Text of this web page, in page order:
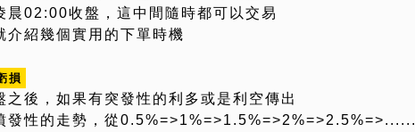
晨02:00收盤，這中間隨時都可以交易
介紹幾個實用的下單時機
損
之後，如果有突發性的利多或是利空傳出
發性的走勢，從0.5%=>1%=>1.5%=>2%=>2.5%=>......